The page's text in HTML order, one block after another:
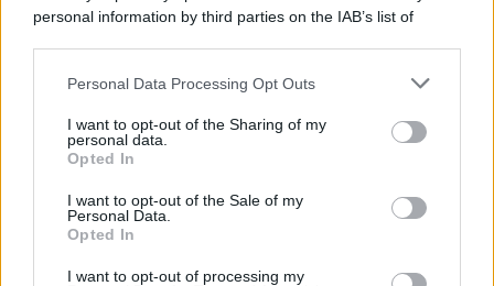
personal information by third parties on the IAB’s list of
This information may also be disclosed by us to third parties
disclose it to other third parties.
Please note that this website/app uses one or more Google
services and may gather and store information including but
not limited to your visit or usage behaviour. You may click to
grant or deny consent to Google and its third-party tags to
Personal Data Processing Opt Outs
I want to opt-out of the Sharing of my
personal data.
Opted In
I want to opt-out of the Sale of my
Personal Data.
Opted In
I want to opt-out of processing my